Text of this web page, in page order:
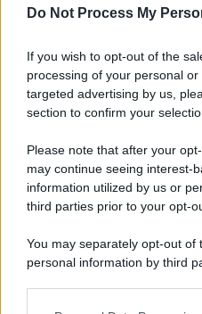
Do Not Process My
If you wish to opt-out of the
processing of your personal
targeted advertising by us,
section to confirm your
Please note that after your
may continue seeing interest-
information utilized by us or
third parties prior to your opt-
You may separately opt-out
personal information by third
Newz Illinois
Gameland
Hig Tech Mag
Scoop Mag
Motors Magazine 365
Day Travel 365
Home Magazine 365
SecondHomeMagazine